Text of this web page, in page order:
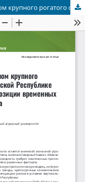
Прогноз заболеваемости бруцеллёзом крупного рогатого скота в Кабардино-Балкарской Республике с использованием методов декомпозиции временных рядов и пространственного анализа